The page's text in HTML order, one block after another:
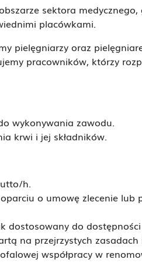
sektora medycznego,
placówkami.
pielęgniarzy oraz
pracowników, którzy
wykonywania zawodu.
krwi i jej składników.
h.
o umowę zlecenie
dostosowany do
na przejrzystych
współpracy w